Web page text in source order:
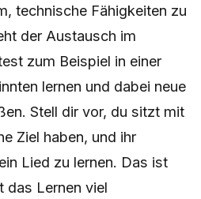
technische Fähigkeiten zu
der Austausch im
zum Beispiel in einer
lernen und dabei neue
Stell dir vor, du sitzt mit
Ziel haben, und ihr
Lied zu lernen. Das ist
das Lernen viel